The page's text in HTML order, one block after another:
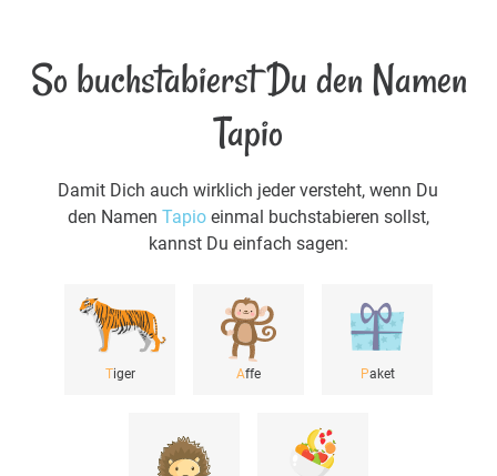
So buchstabierst Du den Namen
Tapio
Damit Dich auch wirklich jeder versteht, wenn Du
den Namen Tapioeinmal buchstabieren sollst,
kannst Du einfach sagen:
Tiger Affe Paket